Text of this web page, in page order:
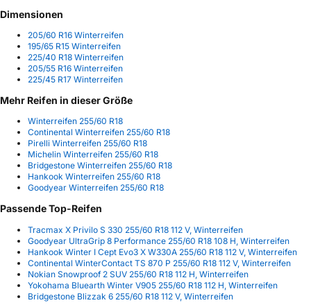
Dimensionen
205/60 R16 Winterreifen
195/65 R15 Winterreifen
225/40 R18 Winterreifen
205/55 R16 Winterreifen
225/45 R17 Winterreifen
Mehr Reifen in dieser Größe
Winterreifen 255/60 R18
Continental Winterreifen 255/60 R18
Pirelli Winterreifen 255/60 R18
Michelin Winterreifen 255/60 R18
Bridgestone Winterreifen 255/60 R18
Hankook Winterreifen 255/60 R18
Goodyear Winterreifen 255/60 R18
Passende Top-Reifen
Tracmax X Privilo S 330 255/60 R18 112 V, Winterreifen
Goodyear UltraGrip 8 Performance 255/60 R18 108 H, Winterreifen
Hankook Winter I Cept Evo3 X W330A 255/60 R18 112 V, Winterreifen
Continental WinterContact TS 870 P 255/60 R18 112 V, Winterreifen
Nokian Snowproof 2 SUV 255/60 R18 112 H, Winterreifen
Yokohama Bluearth Winter V905 255/60 R18 112 H, Winterreifen
Bridgestone Blizzak 6 255/60 R18 112 V, Winterreifen